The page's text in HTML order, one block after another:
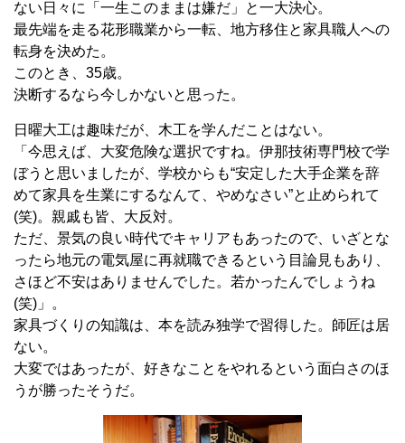
ない日々に「一生このままは嫌だ」と一大決心。
最先端を走る花形職業から一転、地方移住と家具職人への
転身を決めた。
このとき、 35歳。
決断するなら今しかないと思った。
日曜大工は趣味だが、木工を学んだことはない。
「今思えば、大変危険な選択ですね。伊那技術専門校で学
ぼうと思いましたが、学校からも“安定した大手企業を辞
めて家具を生業にするなんて、やめなさい”と止められて
(笑)。親戚も皆、大反対。
ただ、景気の良い時代でキャリアもあったので、いざとな
ったら地元の電気屋に再就職できるという目論見もあり、
さほど不安はありませんでした。若かったんでしょうね
(笑) 」。
家具づくりの知識は、本を読み独学で習得した。師匠は居
ない。
大変ではあったが、好きなことをやれるという面白さのほ
うが勝ったそうだ。